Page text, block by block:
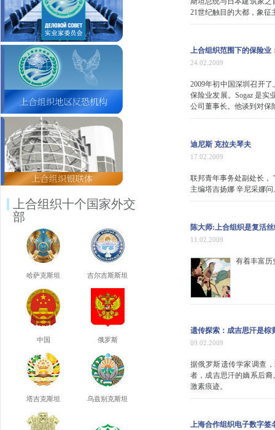
上合组织十个国家外交
部
哈萨克斯坦 吉尔吉斯斯坦
中国 俄罗斯
塔吉克斯坦 乌兹别克斯坦
21世纪触目的大都，象征
上合组织范围下的保险业
24.02.2009
2009年初中国深圳召开
保险业发展。Sogaz 是
公司董事长。他谈到对保
迪尼斯 克拉夫琴夫
17.02.2009
联邦青年事务处副处长，
主编塔吉扬娜 辛尼采娜问
陈大师:上合组织是复活
11.02.2009
有着丰富历
遗传探索：成吉思汗是棕
09.02.2009
据俄罗斯遗传学家调查
者，成吉思汗的嫡系后
激素痕迹。
上海合作组织电子数字签